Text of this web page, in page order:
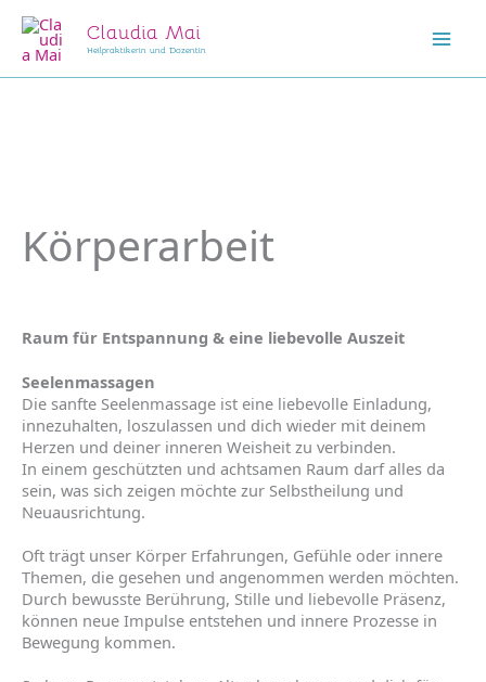
Inhalt
springen
Claudia Mai
Heilpraktikerin und Dozentin
Körperarbeit
Raum für Entspannung & eine liebevolle Auszeit
Seelenmassagen
Die sanfte Seelenmassage ist eine liebevolle Einladung,
innezuhalten, loszulassen und dich wieder mit deinem
Herzen und deiner inneren Weisheit zu verbinden.
In einem geschützten und achtsamen Raum darf alles da
sein, was sich zeigen möchte zur Selbstheilung und
Neuausrichtung.
Oft trägt unser Körper Erfahrungen, Gefühle oder innere
Themen, die gesehen und angenommen werden möchten.
Durch bewusste Berührung, Stille und liebevolle Präsenz,
können neue Impulse entstehen und innere Prozesse in
Bewegung kommen.